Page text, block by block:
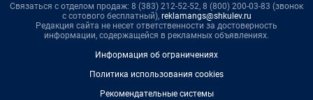
Связаться с отделом продаж: 8 (383) 212-52-52, 8 (800) 200-03-83 (звонок
с сотового бесплатный), reklamangs@shkulev.ru
Редакция сайта не несет ответственности за достоверность
информации, содержащейся в рекламных объявлениях.
Информация об ограничениях
Политика использования cookies
Рекомендательные системы